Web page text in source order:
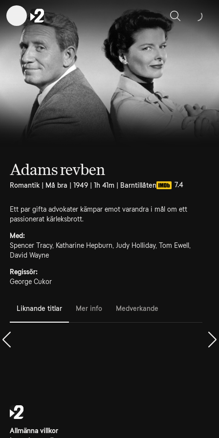
Sök
Adams revben
Romantik | Må bra | 1949 | 1h 41m | Barntillåten 7.4
Ett par gifta advokater kämpar emot varandra i mål om ett
passionerat kärleksbrott.
Med:
Spencer Tracy, Katharine Hepburn, Judy Holliday, Tom Ewell,
David Wayne
Regissör:
George Cukor
Liknande titlar Mer info Medverkande
Allmänna villkor